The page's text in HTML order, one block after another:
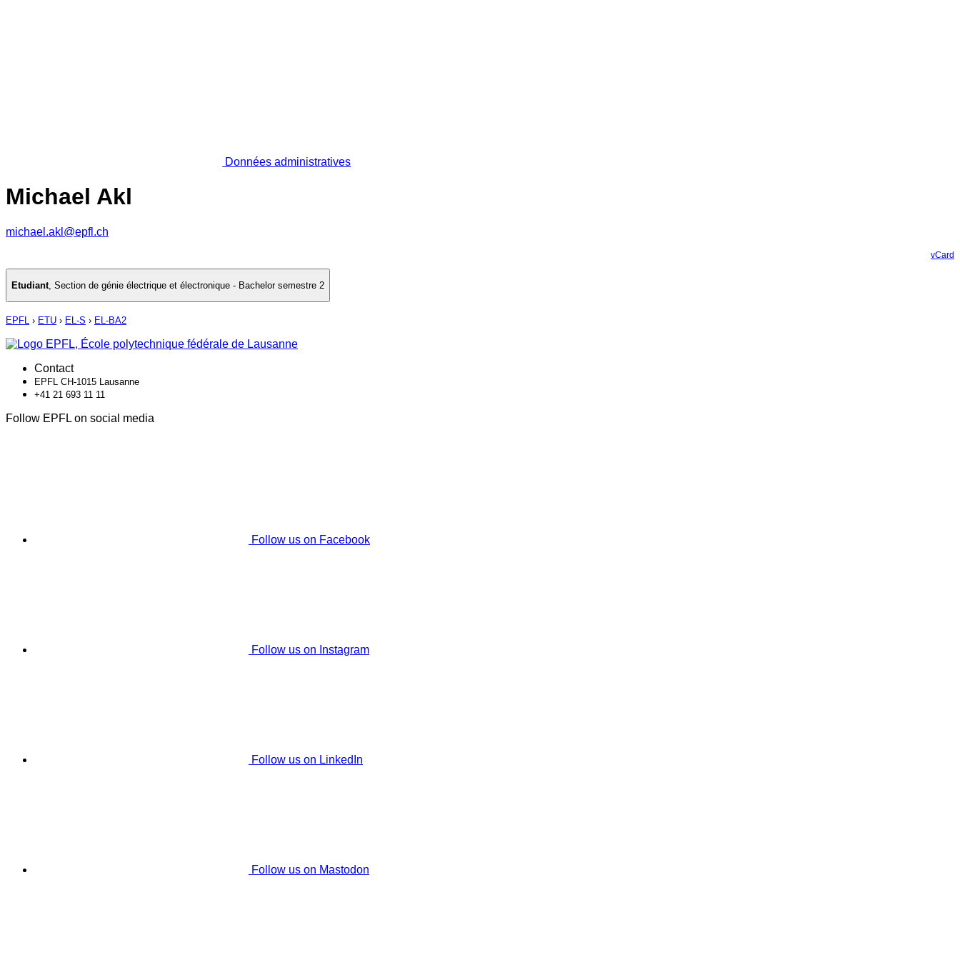
Données administratives
Michael Akl
michael.akl@epfl.ch
vCard
Etudiant, Section de génie électrique et électronique - Bachelor semestre 2
EPFL › ETU › EL-S › EL-BA2
Contact
EPFL CH-1015 Lausanne
+41 21 693 11 11
Follow EPFL on social media
Follow us on Facebook
Follow us on Instagram
Follow us on LinkedIn
Follow us on Mastodon